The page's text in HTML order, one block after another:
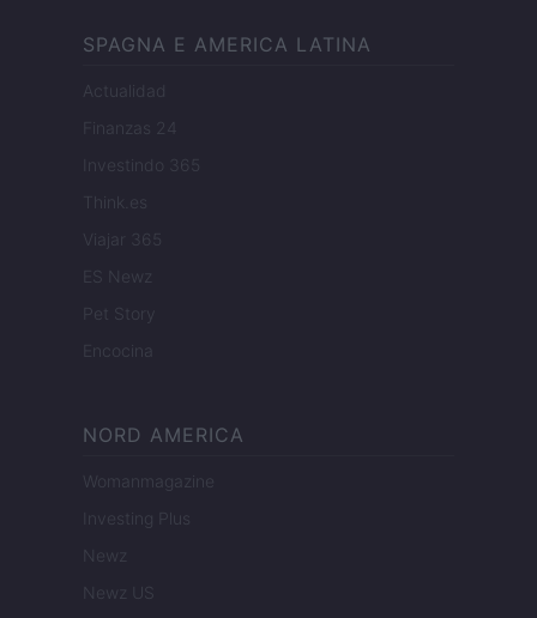
SPAGNA E AMERICA LATINA
Actualidad
Finanzas 24
Investindo 365
Think.es
Viajar 365
ES Newz
Pet Story
Encocina
NORD AMERICA
Womanmagazine
Investing Plus
Newz
Newz US